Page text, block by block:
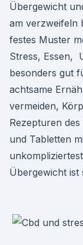
Übergewicht
am verzweifeln
festes Muster
Stress, Essen,
besonders gut
achtsame
vermeiden,
Rezepturen
und Tabletten
Übergewicht ist